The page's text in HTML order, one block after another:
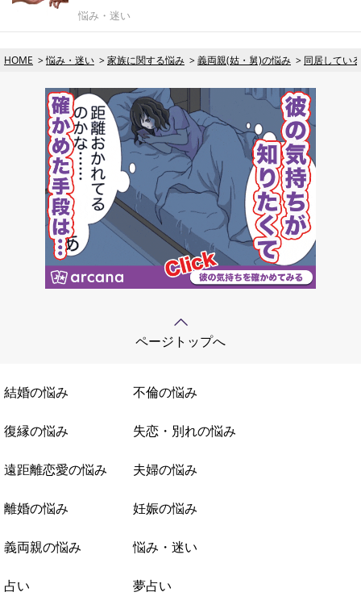
悩み・迷い
HOME 悩み・迷い 家族に関する悩み 義両親(姑・舅)の悩み 同居してい
ページトップへ
結婚の悩み 不倫の悩み
復縁の悩み 失恋・別れの悩み
遠距離恋愛の悩み 夫婦の悩み
離婚の悩み 妊娠の悩み
義両親の悩み 悩み・迷い
占い 夢占い